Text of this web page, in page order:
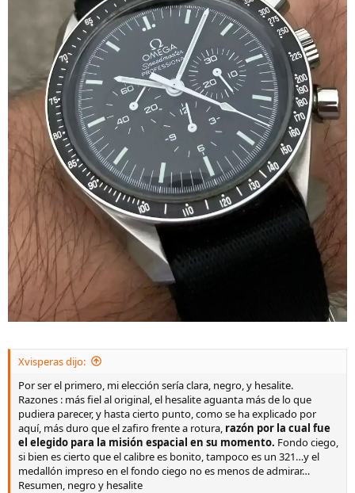
Xvisperas dijo:
Por ser el primero, mi elección sería clara, negro, y hesalite.
Razones : más fiel al original, el hesalite aguanta más de lo que
pudiera parecer, y hasta cierto punto, como se ha explicado por
aquí, más duro que el zafiro frente a rotura, razón por la cual fue
el elegido para la misión espacial en su momento. Fondo ciego,
si bien es cierto que el calibre es bonito, tampoco es un 321…y el
medallón impreso en el fondo ciego no es menos de admirar…
Resumen, negro y hesalite